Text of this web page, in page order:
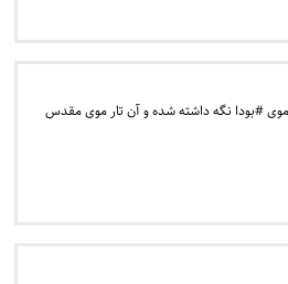
#بودا نگه داشته شده و آن تار موی مقدس